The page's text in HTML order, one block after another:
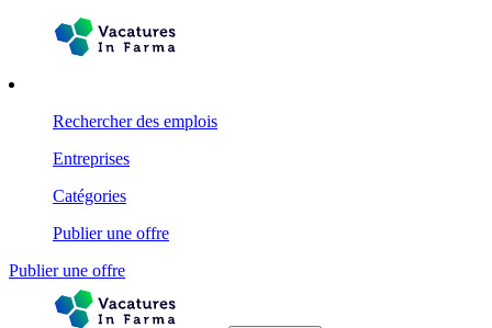
Rechercher des emplois
Entreprises
Catégories
Publier une offre
Publier une offre